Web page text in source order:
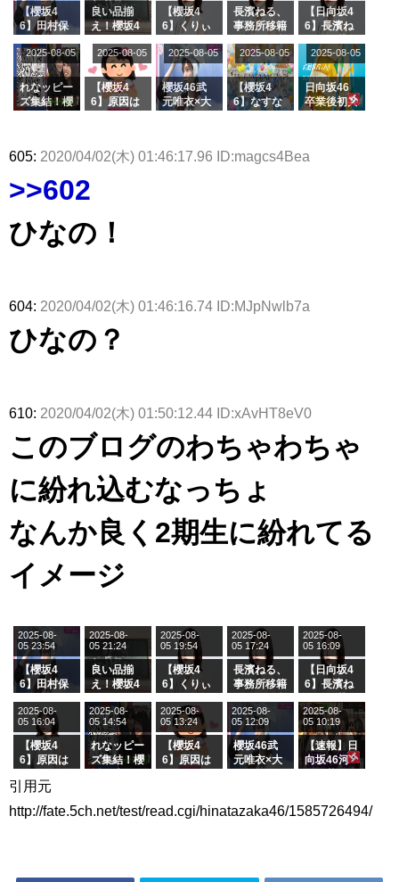
スタジオ出
演決定
ナンタラ】
京ドーム公
演】
た結果･･･
【激レアさ
きた。】
【櫻坂4
6】田村保
ージを脱い
でいた理由
良い品揃
え！櫻坂4
グル『Mak
e or Brea
k』オフィ
シャルグッ
ズ絶賛販売
【櫻坂4
6】くりぃ
の2人を手
玉に取る大
沼晶保【く
りぃむナン
タラ】
長濱ねる、
事務所移籍
属を発表
【日向坂4
6】長濱ね
ら移籍しフ
ラーム所属
に。これで
事務所に所
属している
がこちら
れなッピー
ズ集結！櫻
「ラヴィッ
スタジオ出
演決定
2025-08-05
【櫻坂4
6】原因は
ざわつかせ
2025-08-05
櫻坂46武
元唯衣×大
さんに恐怖
2025-08-05
【櫻坂4
6】なすな
て...【ラヴ
2025-08-05
日向坂46
卒業後初共
リー若林さ
2025-08-05
605: 2020/04/02(木) 01:46:17.96 ID:magcs4Bea
>>602
ひなの！
604: 2020/04/02(木) 01:46:16.74 ID:MJpNwlb7a
ひなの？
610: 2020/04/02(木) 01:50:12.44 ID:xAvHT8eV0
このブログのわちゃわちゃ
に紛れ込むなっちょ
なんか良く2期生に紛れてる
イメージ
【櫻坂4
6】田村保
ージを脱い
でいた理由
2025-08-
05 23:54
良い品揃
え！櫻坂4
グル『Mak
e or Brea
k』オフィ
シャルグッ
ズ絶賛販売
2025-08-
05 21:24
【櫻坂4
6】くりぃ
の2人を手
玉に取る大
沼晶保【く
りぃむナン
タラ】
2025-08-
05 19:54
長濱ねる、
事務所移籍
属を発表
2025-08-
05 17:24
【日向坂4
6】長濱ね
ら移籍しフ
ラーム所属
に。これで
事務所に所
属している
がこちら
2025-08-
05 16:09
【櫻坂4
6】原因は
大園玲、B
ざわつかせ
2025-08-
05 16:04
れなッピー
ズ集結！櫻
「ラヴィッ
2025-08-
05 14:54
【櫻坂4
6】原因は
ざわつかせ
2025-08-
05 13:24
櫻坂46武
元唯衣×大
さんに恐怖
2025-08-
05 12:09
【速報】日
向坂46河
2025-08-
05 10:19
引用元
http://fate.5ch.net/test/read.cgi/hinatazaka46/1585726494/